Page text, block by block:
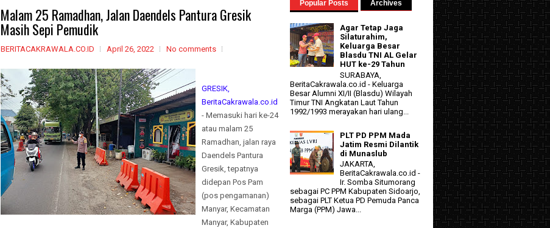
Malam 25 Ramadhan, Jalan Daendels Pantura Gresik
Masih Sepi Pemudik
BERITACAKRAWALA.CO.ID April 26, 2022 No comments
GRESIK,
BeritaCakrawala.co.id
- Memasuki hari ke-24
atau malam 25
Ramadhan, jalan raya
Daendels Pantura
Gresik, tepatnya
didepan Pos Pam
(pos pengamanan)
Manyar, Kecamatan
Manyar, Kabupaten
Popular Posts Archives
Agar Tetap Jaga
Silaturahim,
Keluarga Besar
Blasdu TNI AL Gelar
HUT ke-29 Tahun
SURABAYA,
BeritaCakrawala.co.id - Keluarga
Besar Alumni XI/II (Blasdu) Wilayah
Timur TNI Angkatan Laut Tahun
1992/1993 merayakan hari ulang...
PLT PD PPM Mada
Jatim Resmi Dilantik
di Munaslub
JAKARTA,
BeritaCakrawala.co.id -
Ir. Somba Situmorang
sebagai PC PPM Kabupaten Sidoarjo,
sebagai PLT Ketua PD Pemuda Panca
Marga (PPM) Jawa...